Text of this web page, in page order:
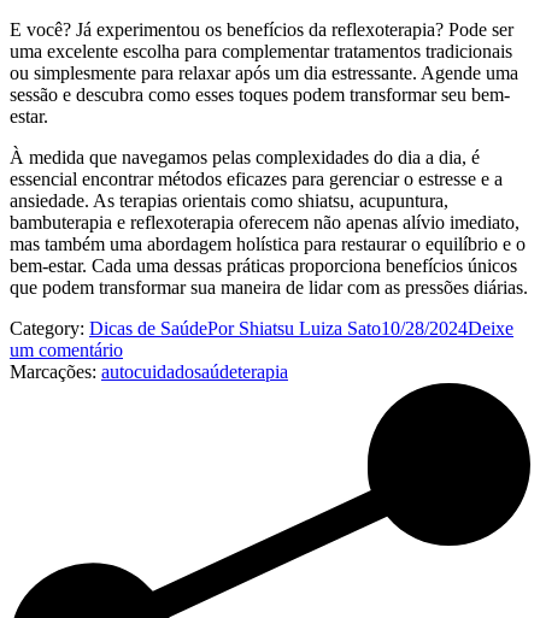
E você? Já experimentou os benefícios da reflexoterapia? Pode ser
uma excelente escolha para complementar tratamentos tradicionais
ou simplesmente para relaxar após um dia estressante. Agende uma
sessão e descubra como esses toques podem transformar seu bem-
estar.
À medida que navegamos pelas complexidades do dia a dia, é
essencial encontrar métodos eficazes para gerenciar o estresse e a
ansiedade. As terapias orientais como shiatsu, acupuntura,
bambuterapia e reflexoterapia oferecem não apenas alívio imediato,
mas também uma abordagem holística para restaurar o equilíbrio e o
bem-estar. Cada uma dessas práticas proporciona benefícios únicos
que podem transformar sua maneira de lidar com as pressões diárias.
Category: Dicas de SaúdePor Shiatsu Luiza Sato10/28/2024Deixe
um comentário
Marcações: autocuidadosaúdeterapia